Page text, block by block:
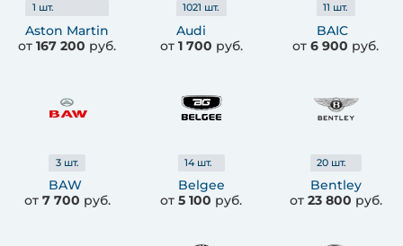
1 шт.
Aston Martin
от167 200 руб.
1021 шт.
Audi
от 1 700 руб.
11 шт.
BAIC
от6 900 руб.
3шт.
BAW
от 7 700 руб.
14шт.
Belgee
от5 100 руб.
20 шт.
Bentley
от 23 800 руб.